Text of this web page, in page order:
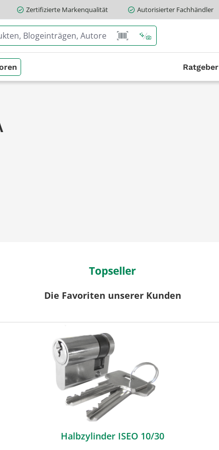
Zertifizierte Markenqualität Autorisierter Fachhändler
Ratgeber
Topseller
Die Favoriten unserer Kunden
Halbzylinder ISEO 10/30